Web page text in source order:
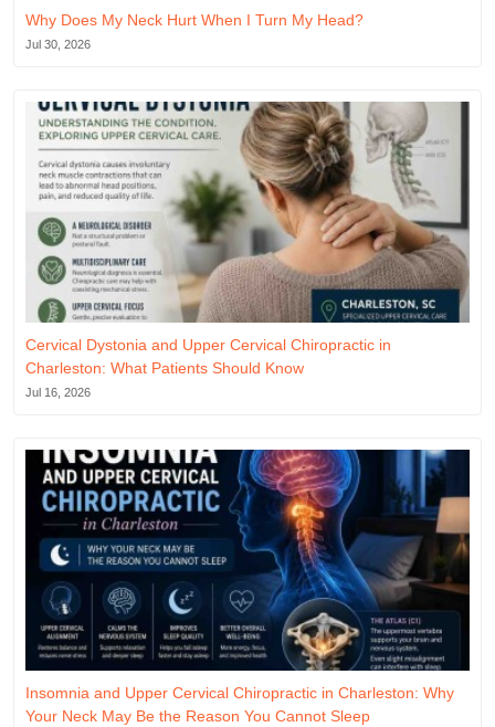
Why Does My Neck Hurt When I Turn My Head?
Jul 30, 2026
Cervical Dystonia and Upper Cervical Chiropractic in
Charleston: What Patients Should Know
Jul 16, 2026
Insomnia and Upper Cervical Chiropractic in Charleston: Why
Your Neck May Be the Reason You Cannot Sleep